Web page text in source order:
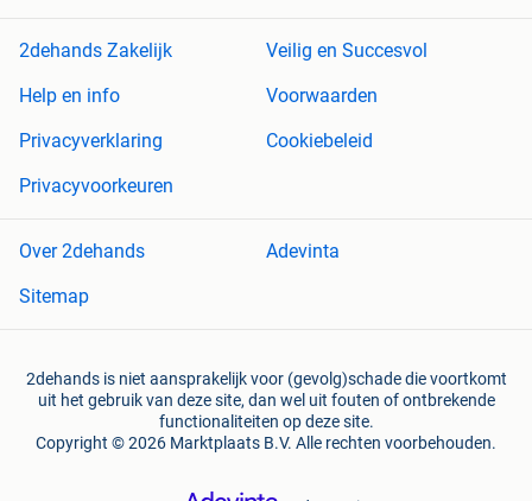
2dehands Zakelijk
Veilig en Succesvol
Help en info
Voorwaarden
Privacyverklaring
Cookiebeleid
Privacyvoorkeuren
Over 2dehands
Adevinta
Sitemap
2dehands is niet aansprakelijk voor (gevolg)schade die voortkomt
uit het gebruik van deze site, dan wel uit fouten of ontbrekende
functionaliteiten op deze site.
Copyright © 2026 Marktplaats B.V. Alle rechten voorbehouden.